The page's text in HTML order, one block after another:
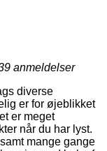
anmeldelser
diverse
er for øjeblikket
er meget
når du har lyst.
mange gange